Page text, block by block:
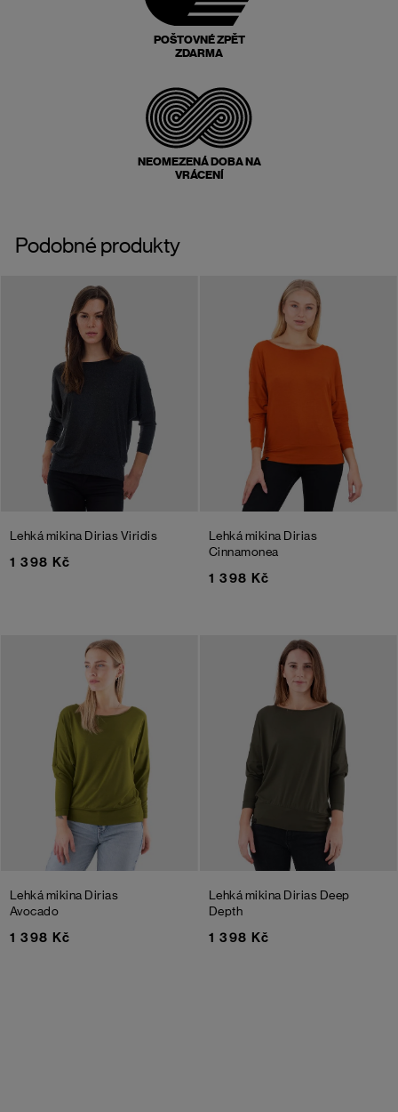
POŠTOVNÉ ZPĚT
ZDARMA
NEOMEZENÁ DOBA NA
VRÁCENÍ
Podobné produkty
Lehká mikina Dirias Viridis
1 398 Kč
Lehká mikina Dirias
Cinnamonea
1 398 Kč
Lehká mikina Dirias
Avocado
1 398 Kč
Lehká mikina Dirias Deep
Depth
1 398 Kč